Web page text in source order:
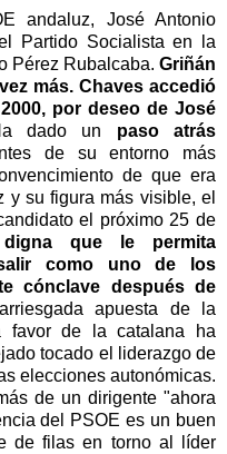
andaluz, José Antonio
Partido Socialista en la
Pérez Rubalcaba. Griñán
más. Chaves accedió
por deseo de José
dado un paso atrás
de su entorno más
de que era
y su figura más visible, el
el próximo 25 de
que le permita
como uno de los
cónclave después de
apuesta de la
favor de la catalana ha
tocado el liderazgo de
elecciones autonómicas.
de un dirigente "ahora
del PSOE es un buen
de filas en torno al líder